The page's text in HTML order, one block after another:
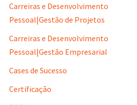
Carreiras e Desenvolvimento
Pessoal|Gestão de Projetos
Carreiras e Desenvolvimento
Pessoal|Gestão Empresarial
Cases de Sucesso
Certificação